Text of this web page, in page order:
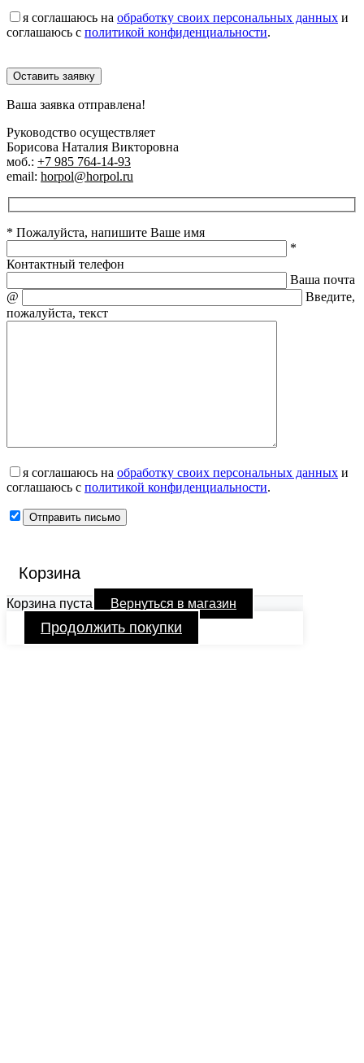
я соглашаюсь на обработку своих персональных данных и
соглашаюсь с политикой конфиденциальности.
Оставить заявку
Ваша заявка отправлена!
Руководство осуществляет
Борисова Наталия Викторовна
моб.: +7 985 764-14-93
email: horpol@horpol.ru
* Пожалуйста, напишите Ваше имя
*
Контактный телефон
Ваша почта
@
Введите,
пожалуйста, текст
я соглашаюсь на обработку своих персональных данных и
соглашаюсь с политикой конфиденциальности.
Корзина
Корзина пуста Вернуться в магазин
Продолжить покупки